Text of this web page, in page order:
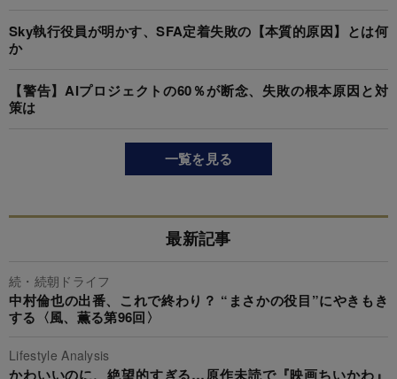
Sky執行役員が明かす、SFA定着失敗の【本質的原因】とは何
か
【警告】AIプロジェクトの60％が断念、失敗の根本原因と対
策は
一覧を見る
最新記事
続・続朝ドライフ
中村倫也の出番、これで終わり？ “まさかの役目”にやきもき
する〈風、薫る第96回〉
Lifestyle Analysis
かわいいのに、絶望的すぎる…原作未読で『映画ちいかわ』